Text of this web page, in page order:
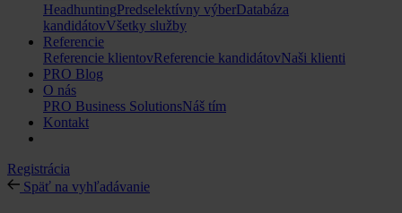
HeadhuntingPredselektívny výberDatabáza
kandidátovVšetky služby
Referencie
Referencie klientovReferencie kandidátovNaši klienti
PRO Blog
O nás
PRO Business SolutionsNáš tím
Kontakt
Registrácia
Späť na vyhľadávanie